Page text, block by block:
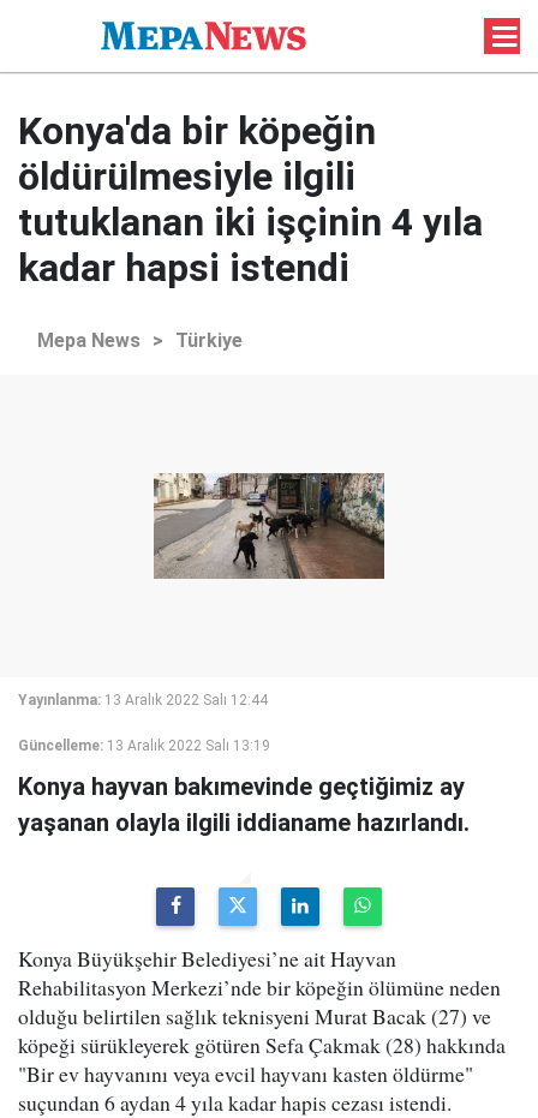
Konya'da bir köpeğin
öldürülmesiyle ilgili
tutuklanan iki işçinin 4 yıla
kadar hapsi istendi
Mepa News > Türkiye
Yayınlanma: 13 Aralık 2022 Salı 12:44
Güncelleme: 13 Aralık 2022 Salı 13:19
Konya hayvan bakımevinde geçtiğimiz ay
yaşanan olayla ilgili iddianame hazırlandı.
Konya Büyükşehir Belediyesi’ne ait Hayvan
Rehabilitasyon Merkezi’nde bir köpeğin ölümüne neden
olduğu belirtilen sağlık teknisyeni Murat Bacak (27) ve
köpeği sürükleyerek götüren Sefa Çakmak (28) hakkında
"Bir ev hayvanını veya evcil hayvanı kasten öldürme"
suçundan 6 aydan 4 yıla kadar hapis cezası istendi.